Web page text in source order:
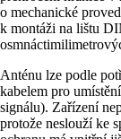
o mechanické
k montáži na lištu
Anténu lze podle
kabelem pro
signálu). Zařízení
protože neslouží ke